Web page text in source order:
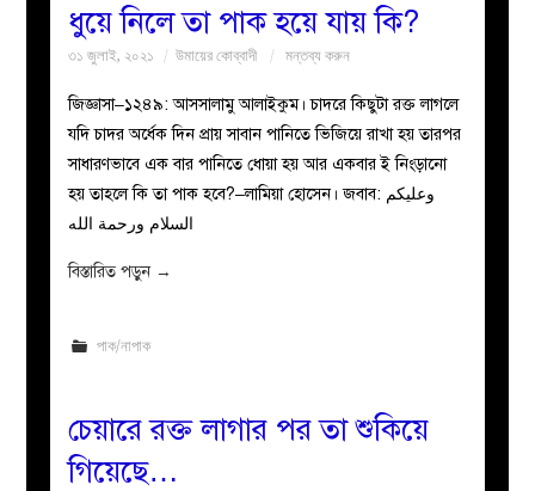
ধুয়ে নিলে তা পাক হয়ে যায় কি?
৩১ জুলাই, ২০২১ উমায়ের কোব্বাদী মন্তব্য করুন
জিজ্ঞাসা–১২৪৯: আসসালামু আলাইকুম। চাদরে কিছুটা রক্ত লাগলে
যদি চাদর অর্ধেক দিন প্রায় সাবান পানিতে ভিজিয়ে রাখা হয় তারপর
সাধারণভাবে এক বার পানিতে ধোয়া হয় আর একবার ই নিংড়ানো
হয় তাহলে কি তা পাক হবে?–লামিয়া হোসেন। জবাব: وعليكم
السلام ورحمة الله
বিস্তারিত পড়ুন →
পাক/নাপাক
চেয়ারে রক্ত লাগার পর তা শুকিয়ে
গিয়েছে…